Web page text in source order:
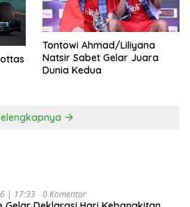
Tontowi Ahmad/Liliyana
Natsir Sabet Gelar Juara
Dunia Kedua
| 17:33 0 Komentar